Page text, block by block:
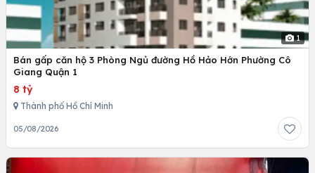
1
Bán gấp căn hộ 3 Phòng Ngủ đường Hồ Hảo Hớn Phường Cô
Giang Quận 1
8 tỷ
Thành phố Hồ Chí Minh
05/08/2026